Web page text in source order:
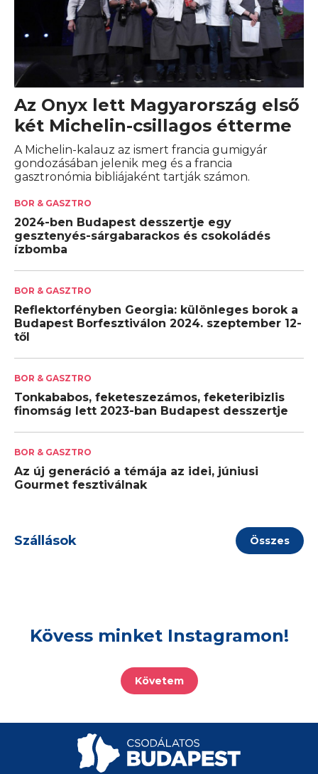
Az Onyx lett Magyarország első
két Michelin-csillagos étterme
A Michelin-kalauz az ismert francia gumigyár
gondozásában jelenik meg és a francia
gasztronómia bibliájaként tartják számon.
BOR & GASZTRO
2024-ben Budapest desszertje egy
gesztenyés-sárgabarackos és csokoládés
ízbomba
BOR & GASZTRO
Reflektorfényben Georgia: különleges borok a
Budapest Borfesztiválon 2024. szeptember 12-
től
BOR & GASZTRO
Tonkababos, feketeszezámos, feketeribizlis
finomság lett 2023-ban Budapest desszertje
BOR & GASZTRO
Az új generáció a témája az idei, júniusi
Gourmet fesztiválnak
Szállások Összes
Kövess minket Instagramon!
Követem